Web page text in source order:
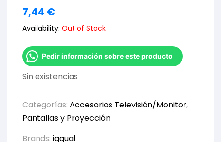
7,44 €
Availability: Out of Stock
Pedir información sobre este producto
Sin existencias
Categorías: Accesorios Televisión/Monitor,
Pantallas y Proyección
Brands: iggual